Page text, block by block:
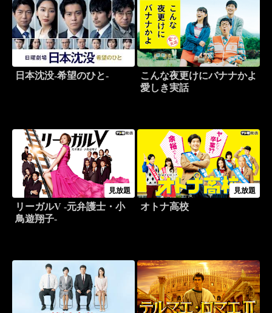
日本沈没-希望のひと-
こんな夜更けにバナナかよ
愛しき実話
見放題
リーガルV -元弁護士・小
鳥遊翔子-
見放題
オトナ高校